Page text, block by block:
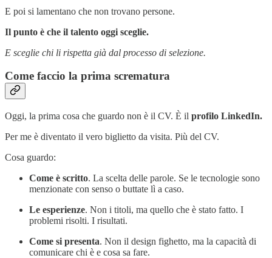
E poi si lamentano che non trovano persone.
Il punto è che il talento oggi sceglie.
E sceglie chi li rispetta già dal processo di selezione.
Come faccio la prima scrematura
Oggi, la prima cosa che guardo non è il CV. È il profilo LinkedIn.
Per me è diventato il vero biglietto da visita. Più del CV.
Cosa guardo:
Come è scritto. La scelta delle parole. Se le tecnologie sono
menzionate con senso o buttate lì a caso.
Le esperienze. Non i titoli, ma quello che è stato fatto. I
problemi risolti. I risultati.
Come si presenta. Non il design fighetto, ma la capacità di
comunicare chi è e cosa sa fare.